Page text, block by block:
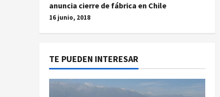
anuncia cierre de fábrica en Chile
16 junio, 2018
TE PUEDEN INTERESAR